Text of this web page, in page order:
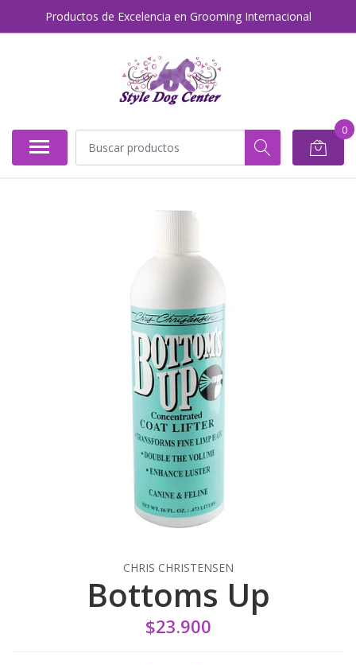
Productos de Excelencia en Grooming Internacional
0
CHRIS CHRISTENSEN
Bottoms Up
$23.900